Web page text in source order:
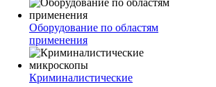
Оборудование по областям
применения
Криминалистические